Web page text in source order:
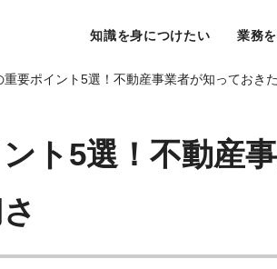
知識を身につけたい 業務
重要ポイント5選！不動産事業者が知っておき
ト5選！不動産